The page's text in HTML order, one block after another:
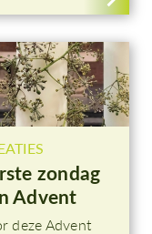
zondag
Advent
deze Advent